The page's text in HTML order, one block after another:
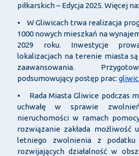
piłkarskich – Edycja 2025. Więcej na:
• W Gliwicach trwa realizacja
1000 nowych mieszkań na
2029 roku. Inwestycje
lokalizacjach na terenie miasta
zaawansowania.
podsumowujący postęp prac:
• Rada Miasta Gliwice podczas
uchwałę w sprawie
nieruchomości w ramach
rozwiązanie zakłada możliwość
letniego zwolnienia z
rozwijających działalność w